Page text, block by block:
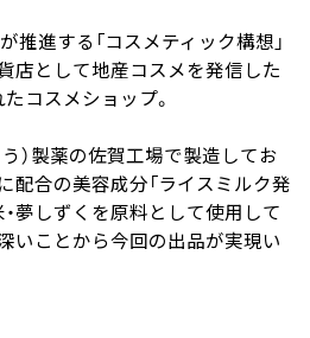
推進する「コスメティック構想」
店として地産コスメを発信した
コスメショップ。
）製薬の佐賀工場で製造してお
配合の美容成分「ライスミルク発
夢しずくを原料として使用して
いことから今回の出品が実現い